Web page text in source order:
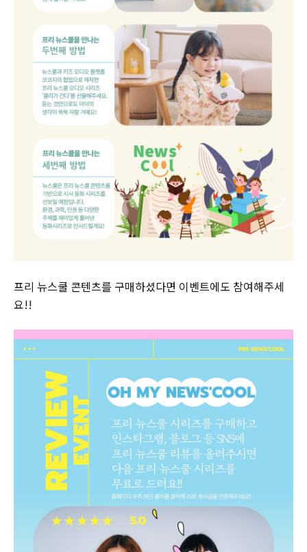
프리 뉴스쿨 콘텐츠를 구매하셨다면 이벤트에도 참여해주세
요!!